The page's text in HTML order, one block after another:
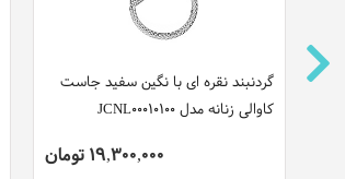
گردنبند نقره ای با نگین سفید جاست
کاوالی زنانه مدل JCNL00010100
19,300,000 تومان